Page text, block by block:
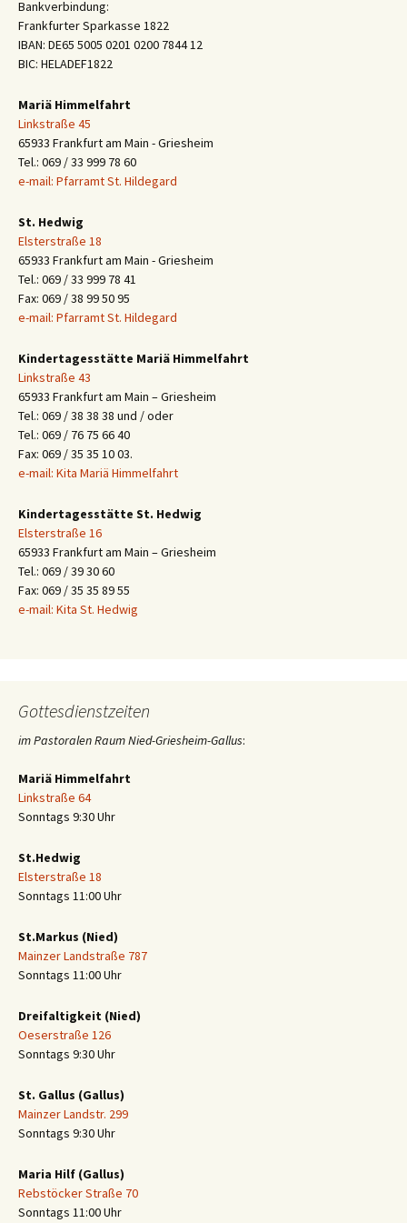
Bankverbindung:
Frankfurter Sparkasse 1822
IBAN: DE65 5005 0201 0200 7844 12
BIC: HELADEF1822
Mariä Himmelfahrt
Linkstraße 45
65933 Frankfurt am Main - Griesheim
Tel.: 069 / 33 999 78 60
e-mail: Pfarramt St. Hildegard
St. Hedwig
Elsterstraße 18
65933 Frankfurt am Main - Griesheim
Tel.: 069 / 33 999 78 41
Fax: 069 / 38 99 50 95
e-mail: Pfarramt St. Hildegard
Kindertagesstätte Mariä Himmelfahrt
Linkstraße 43
65933 Frankfurt am Main – Griesheim
Tel.: 069 / 38 38 38 und / oder
Tel.: 069 / 76 75 66 40
Fax: 069 / 35 35 10 03.
e-mail: Kita Mariä Himmelfahrt
Kindertagesstätte St. Hedwig
Elsterstraße 16
65933 Frankfurt am Main – Griesheim
Tel.: 069 / 39 30 60
Fax: 069 / 35 35 89 55
e-mail: Kita St. Hedwig
Gottesdienstzeiten
im Pastoralen Raum Nied-Griesheim-Gallus:
Mariä Himmelfahrt
Linkstraße 64
Sonntags 9:30 Uhr
St.Hedwig
Elsterstraße 18
Sonntags 11:00 Uhr
St.Markus (Nied)
Mainzer Landstraße 787
Sonntags 11:00 Uhr
Dreifaltigkeit (Nied)
Oeserstraße 126
Sonntags 9:30 Uhr
St. Gallus (Gallus)
Mainzer Landstr. 299
Sonntags 9:30 Uhr
Maria Hilf (Gallus)
Rebstöcker Straße 70
Sonntags 11:00 Uhr